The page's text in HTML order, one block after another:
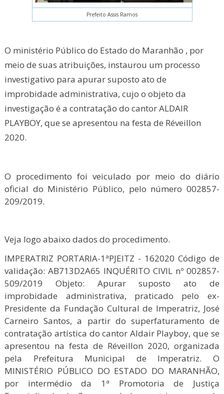
Prefeito Assis Ramos
O ministério Público do Estado do Maranhão , por
meio de suas atribuições, instaurou um processo
investigativo para apurar suposto ato de
improbidade administrativa, cujo o objeto da
investigação é a contratação do cantor ALDAIR
PLAYBOY, que se apresentou na festa de Réveillon
2020.
O procedimento foi veiculado por meio do diário
oficial do Ministério Público, pelo número 002857-
209/2019.
Veja logo abaixo dados do procedimento.
IMPERATRIZ PORTARIA-1ªPJEITZ - 162020 Código de
validação: AB713D2A65 INQUÉRITO CIVIL nº 002857-
509/2019 Objeto: Apurar suposto ato de
improbidade administrativa, praticado pelo ex-
Presidente da Fundação Cultural de Imperatriz, José
Carneiro Santos, a partir do superfaturamento de
contratação artística do cantor Aldair Playboy, que se
apresentou na festa de Réveillon 2020, organizada
pela Prefeitura Municipal de Imperatriz. O
MINISTÉRIO PÚBLICO DO ESTADO DO MARANHÃO,
por intermédio da 1ª Promotoria de Justiça